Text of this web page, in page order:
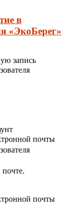
в
«ЭкоБерег»
запись
почты
почты